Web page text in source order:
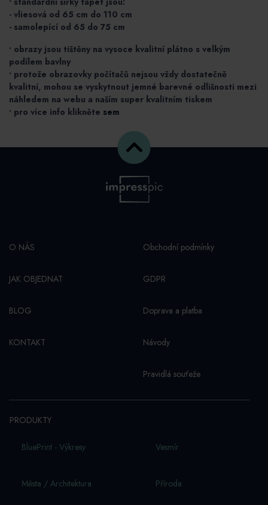
- vliesová od 65 cm do 110 cm
- samolepící od 65 do 75 cm
• obrazy jsou tištěny na vysoce kvalitní plátno s velkým
podílem bavlny
• protože obrazovky počítačů nejsou vždy dostatečně
kvalitní, mohou se vyskytnout jemné barevné odlišnosti mezi
náhledem na webu a naším super kvalitním tiskem
• pro více info klikněte sem
Zvolit rozměr
O NÁS
JAK OBJEDNAT
BLOG
KONTAKT
Obchodní podmínky
GDPR
Doprava a platba
Návody
Pravidlá souťeže
PRODUKTY
BluePrint - Výkresy Vesmí­r
Města / Architektura Příroda